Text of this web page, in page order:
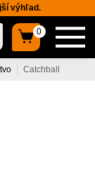
výhľad.
0
Catchball